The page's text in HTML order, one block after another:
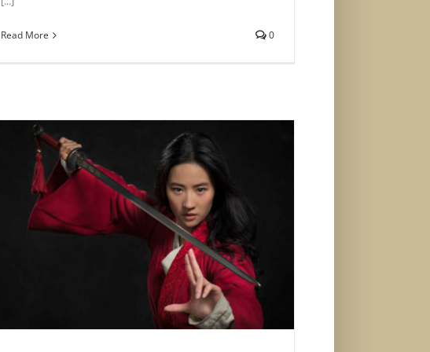
Read More 0
Stigao prvi trejler za film „Mulan“
Život i zabava